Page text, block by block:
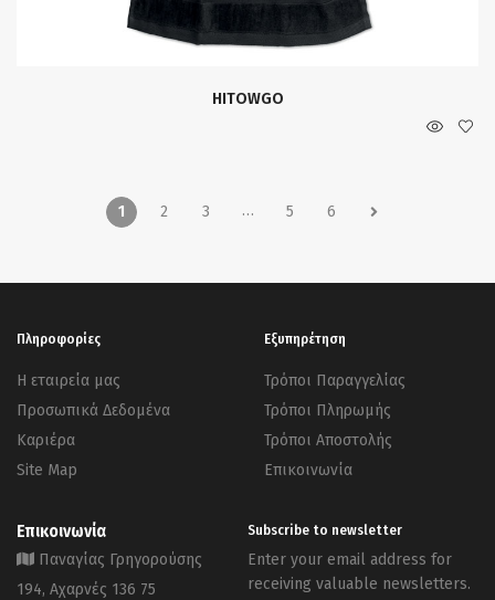
HITOWGO
1 2 3 … 5 6
Πληροφορίες
Η εταιρεία μας
Προσωπικά Δεδομένα
Καριέρα
Site Map
Εξυπηρέτηση
Τρόποι Παραγγελίας
Τρόποι Πληρωμής
Τρόποι Αποστολής
Επικοινωνία
Επικοινωνία
Παναγίας Γρηγορούσης
194, Αχαρνές 136 75
Subscribe to newsletter
Enter your email address for
receiving valuable newsletters.